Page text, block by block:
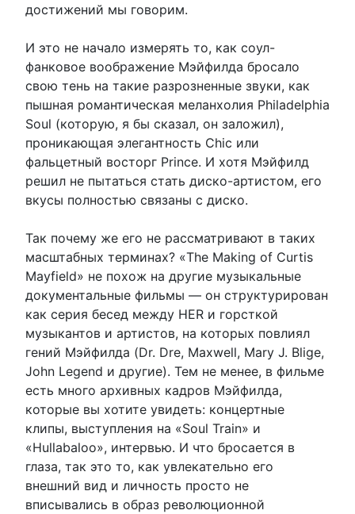
достижений мы говорим.
И это не начало измерять то, как соул-
фанковое воображение Мэйфилда бросало
свою тень на такие разрозненные звуки, как
пышная романтическая меланхолия Philadelphia
Soul (которую, я бы сказал, он заложил),
проникающая элегантность Chic или
фальцетный восторг Prince. И хотя Мэйфилд
решил не пытаться стать диско-артистом, его
вкусы полностью связаны с диско.
Так почему же его не рассматривают в таких
масштабных терминах? «The Making of Curtis
Mayfield» не похож на другие музыкальные
документальные фильмы — он структурирован
как серия бесед между HER и горсткой
музыкантов и артистов, на которых повлиял
гений Мэйфилда (Dr. Dre, Maxwell, Mary J. Blige,
John Legend и другие). Тем не менее, в фильме
есть много архивных кадров Мэйфилда,
которые вы хотите увидеть: концертные
клипы, выступления на «Soul Train» и
«Hullabaloo», интервью. И что бросается в
глаза, так это то, как увлекательно его
внешний вид и личность просто не
вписывались в образ революционной